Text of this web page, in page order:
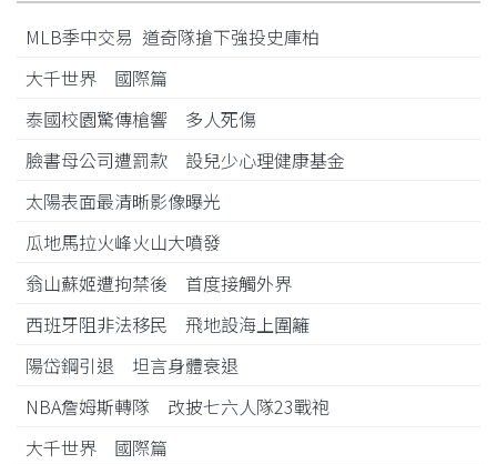
MLB季中交易 道奇隊搶下強投史庫柏
大千世界 國際篇
泰國校園驚傳槍響 多人死傷
臉書母公司遭罰款 設兒少心理健康基金
太陽表面最清晰影像曝光
瓜地馬拉火峰火山大噴發
翁山蘇姬遭拘禁後 首度接觸外界
西班牙阻非法移民 飛地設海上圍籬
陽岱鋼引退 坦言身體衰退
NBA詹姆斯轉隊 改披七六人隊23戰袍
大千世界 國際篇